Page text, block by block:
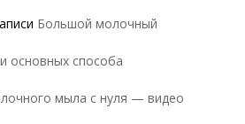
Большой молочный
основных способа
мыла с нуля — видео